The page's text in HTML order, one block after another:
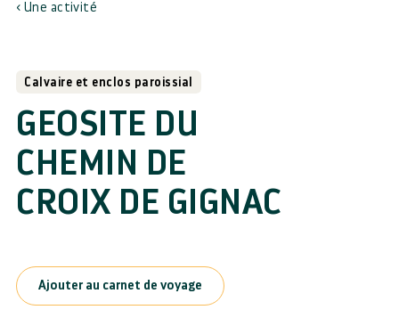
Une activité
Calvaire et enclos paroissial
GEOSITE DU
CHEMIN DE
CROIX DE GIGNAC
Ajouter au carnet de voyage